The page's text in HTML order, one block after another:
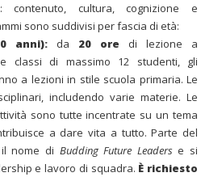
cultura, cognizione e
sono suddivisi per fascia di età:
anni): da 20 ore di lezione a
classi di massimo 12 studenti, gli
a lezioni in stile scuola primaria. Le
includendo varie materie. Le
sono tutte incentrate su un tema
a dare vita a tutto. Parte del
nome di Budding Future Leaderse si
e lavoro di squadra. È richiesto